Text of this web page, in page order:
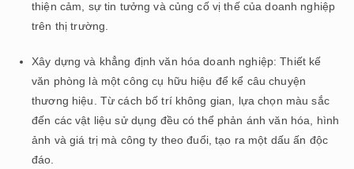
thiện cảm, sự tin tưởng và củng cố vị thế của doanh nghiệp
trên thị trường.
Xây dựng và khẳng định văn hóa doanh nghiệp: Thiết kế
văn phòng là một công cụ hữu hiệu để kể câu chuyện
thương hiệu. Từ cách bố trí không gian, lựa chọn màu sắc
đến các vật liệu sử dụng đều có thể phản ánh văn hóa, hình
ảnh và giá trị mà công ty theo đuổi, tạo ra một dấu ấn độc
đáo.